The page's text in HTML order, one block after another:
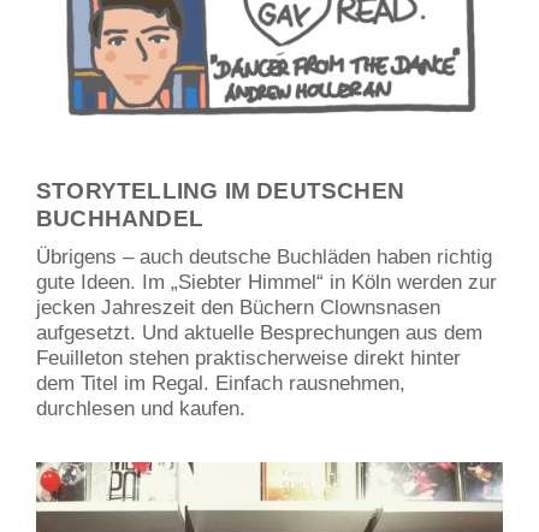
STORYTELLING IM DEUTSCHEN
BUCHHANDEL
Übrigens – auch deutsche Buchläden haben richtig
gute Ideen. Im „Siebter Himmel“ in Köln werden zur
jecken Jahreszeit den Büchern Clownsnasen
aufgesetzt. Und aktuelle Besprechungen aus dem
Feuilleton stehen praktischerweise direkt hinter
dem Titel im Regal. Einfach rausnehmen,
durchlesen und kaufen.